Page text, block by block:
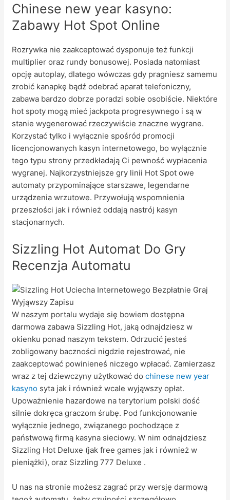
Chinese new year kasyno:
Zabawy Hot Spot Online
Rozrywka nie zaakceptować dysponuje też funkcji
multiplier oraz rundy bonusowej. Posiada natomiast
opcję autoplay, dlatego wówczas gdy pragniesz samemu
zrobić kanapkę bądź odebrać aparat telefoniczny,
zabawa bardzo dobrze poradzi sobie osobiście. Niektóre
hot spoty mogą mieć jackpota progresywnego i są w
stanie wygenerować rzeczywiście znaczne wygrane.
Korzystać tylko i wyłącznie spośród promocji
licencjonowanych kasyn internetowego, bo wyłącznie
tego typu strony przedkładają Ci pewność wypłacenia
wygranej. Najkorzystniejsze gry linii Hot Spot owe
automaty przypominające starszawe, legendarne
urządzenia wrzutowe. Przywołują wspomnienia
przeszłości jak i również oddają nastrój kasyn
stacjonarnych.
Sizzling Hot Automat Do Gry
Recenzja Automatu
W naszym portalu wydaje się bowiem dostępna
darmowa zabawa Sizzling Hot, jaką odnajdziesz w
okienku ponad naszym tekstem. Odrzucić jesteś
zobligowany baczności nigdzie rejestrować, nie
zaakceptować powinieneś niczego wpłacać. Zamierzasz
wraz z tej dziewczyny użytkować dochinese new year
kasyno syta jak i również wcale wyjąwszy opłat.
Upoważnienie hazardowe na terytorium polski dość
silnie dokręca graczom śrubę. Pod funkcjonowanie
wyłącznie jednego, związanego pochodzące z
państwową firmą kasyna sieciowy. W nim odnajdziesz
Sizzling Hot Deluxe (jak free games jak i również w
pieniążki), oraz Sizzling 777 Deluxe .
U nas na stronie możesz zagrać przy wersję darmową